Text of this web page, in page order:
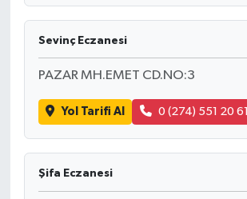
Sevinç Eczanesi
PAZAR MH.EMET CD.NO:3
Yol Tarifi Al 0 (274) 551 20 61
Şifa Eczanesi